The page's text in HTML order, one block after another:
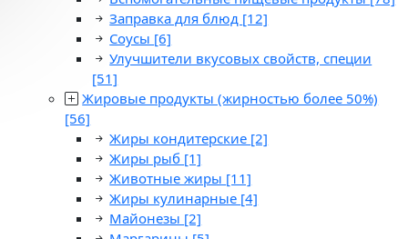
Заправка для блюд [12]
Соусы [6]
Улучшители вкусовых свойств, специи
[51]
Жировые продукты (жирностью более 50%)
[56]
Жиры кондитерские [2]
Жиры рыб [1]
Животные жиры [11]
Жиры кулинарные [4]
Майонезы [2]